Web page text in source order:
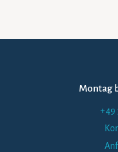
Montag
+49